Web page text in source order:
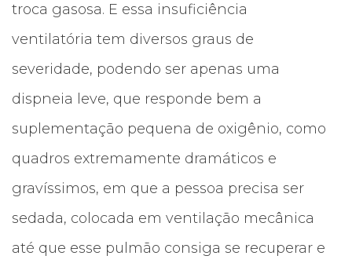
troca gasosa. E essa insuficiência
ventilatória tem diversos graus de
severidade, podendo ser apenas uma
dispneia leve, que responde bem a
suplementação pequena de oxigênio, como
quadros extremamente dramáticos e
gravíssimos, em que a pessoa precisa ser
sedada, colocada em ventilação mecânica
até que esse pulmão consiga se recuperar e